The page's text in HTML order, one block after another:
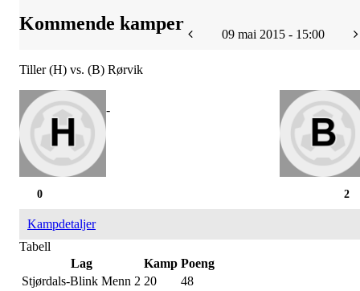
Kommende kamper
09 mai 2015 - 15:00
Tiller (H) vs. (B) Rørvik
-
2
0
Kampdetaljer
Tabell
Lag
Kamp Poeng
Stjørdals-Blink Menn 2 20
48